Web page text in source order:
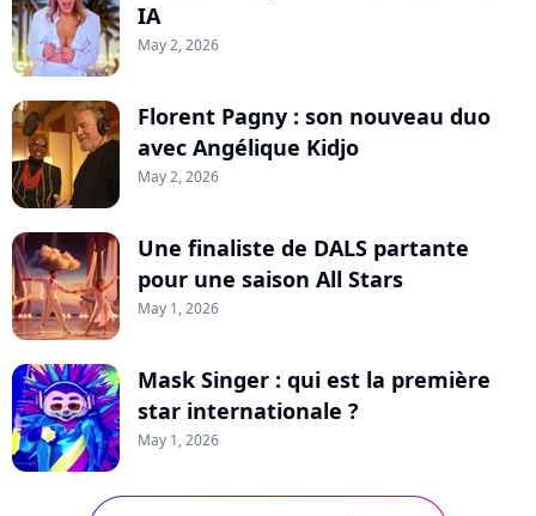
IA
May 2, 2026
Florent Pagny : son nouveau duo
avec Angélique Kidjo
May 2, 2026
Une finaliste de DALS partante
pour une saison All Stars
May 1, 2026
Mask Singer : qui est la première
star internationale ?
May 1, 2026